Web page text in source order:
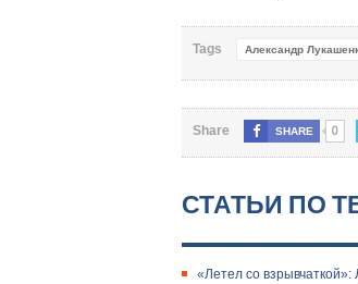
Tags Александр
Share SHARE 0
СТАТЬИ ПО
«Летел со